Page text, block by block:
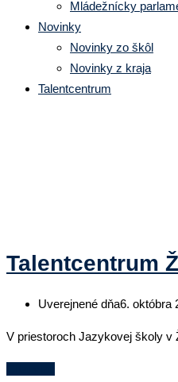
Mládežnícky
Novinky
Novinky zo škôl
Novinky z kraja
Talentcentrum
Talentcentrum
Uverejnené dňa6. októbra
V priestoroch Jazykovej školy v